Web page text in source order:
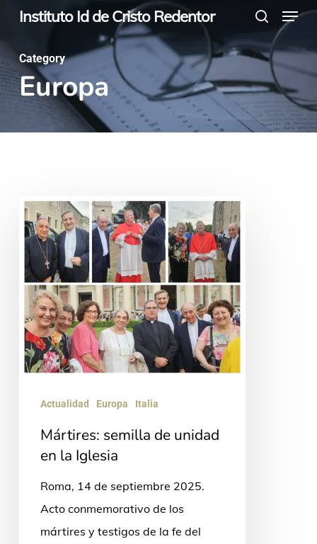
Skip
main
content
Instituto Id de Cristo Redentor
search
Menu
Category
Europa
Mártires:
semilla
de
unidad
la
Iglesia
Actualidad Europa Italia
Mártires: semilla de unidad
en la Iglesia
Roma, 14 de septiembre 2025.
Acto conmemorativo de los
mártires y testigos de la fe del